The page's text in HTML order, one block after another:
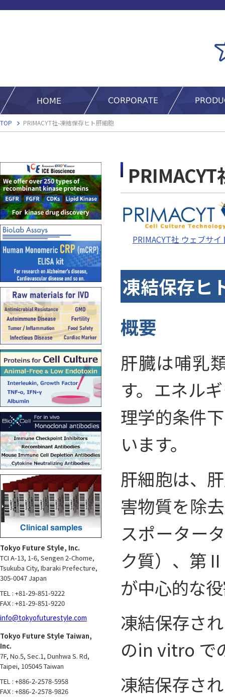
TOP PRIMACYT社-凍結保存ヒト肝細胞
PRIMACYT社 ウェブサイ
凍結保存ヒ
概要
肝臓は哺乳
す。エネル
理学的条件
います。
肝細胞は、
害物質を除
スポーター
ク質）、第
が中心的な
凍結保存さ
のin vitro で
凍結保存さ
Tokyo Future Style, Inc.
TCI A-13, 1-6, Sengen 2-Chome,
Tsukuba City, Ibaraki Prefecture,
305-0047 Japan
TEL : +81-29-851-9222
FAX : +81-29-851-9220
info@tokyofuturestyle.com
Tokyo Future Style Taiwan,
Inc.
7F, No.5, Sec.1, Dunhwa S. Rd,
Taipei, 105045 Taiwan
TEL : +886-2-2578-5958
FAX : +886-2-2578-9826